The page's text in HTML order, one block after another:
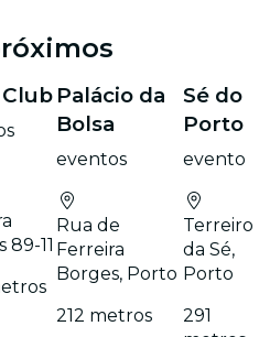
89-11
Palácio da
Bolsa
eventos
Rua de
Ferreira
Borges, Porto
212 metros
Sé do
Porto
evento
Terreiro
da Sé,
Porto
291